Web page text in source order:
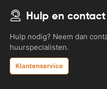
Hulp en contact
Hulp nodig? Neem dan
huurspecialisten.
Klantenservice